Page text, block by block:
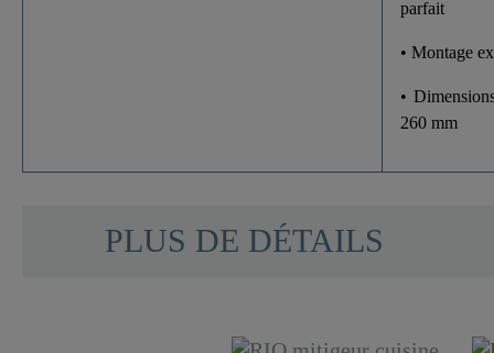
parfait
• Montage
•
260 mm
PLUS DE DÉTAILS